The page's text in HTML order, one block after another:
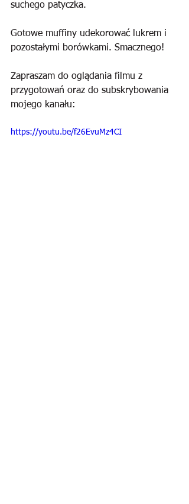
suchego patyczka.
Gotowe muffiny udekorować lukrem i
pozostałymi borówkami. Smacznego!
Zapraszam do oglądania filmu z
przygotowań oraz do subskrybowania
mojego kanału:
https://youtu.be/f26EvuMz4CI